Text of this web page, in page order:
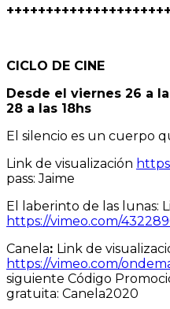
CICLO DE CINE
Desde el viernes 26 a
28 a las 18hs
El silencio es un cuerpo
Link de visualización
pass: Jaime
El laberinto de las lunas:
https://vimeo.com/
Canela: Link de
https://vimeo.com/
siguiente Código
gratuita: Canela2020